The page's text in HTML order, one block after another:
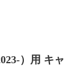
）用 キャ